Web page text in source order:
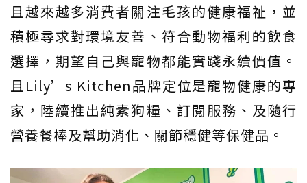
且越來越多消費者關注毛孩的健康福祉，並
積極尋求對環境友善、符合動物福利的飲食
選擇，期望自己與寵物都能實踐永續價值。
且Lily’s Kitchen品牌定位是寵物健康的專
家，陸續推出純素狗糧、訂閱服務、及隨行
營養餐棒及幫助消化、關節穩健等保健品。